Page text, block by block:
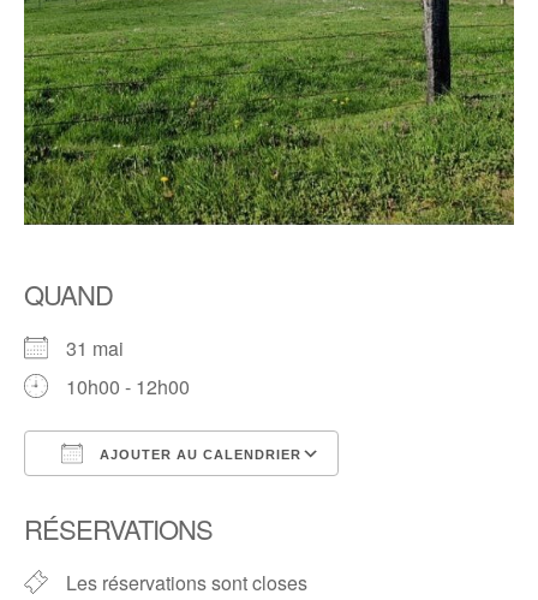
QUAND
31 mai
10h00 - 12h00
AJOUTER AU CALENDRIER
RÉSERVATIONS
Les réservations sont closes